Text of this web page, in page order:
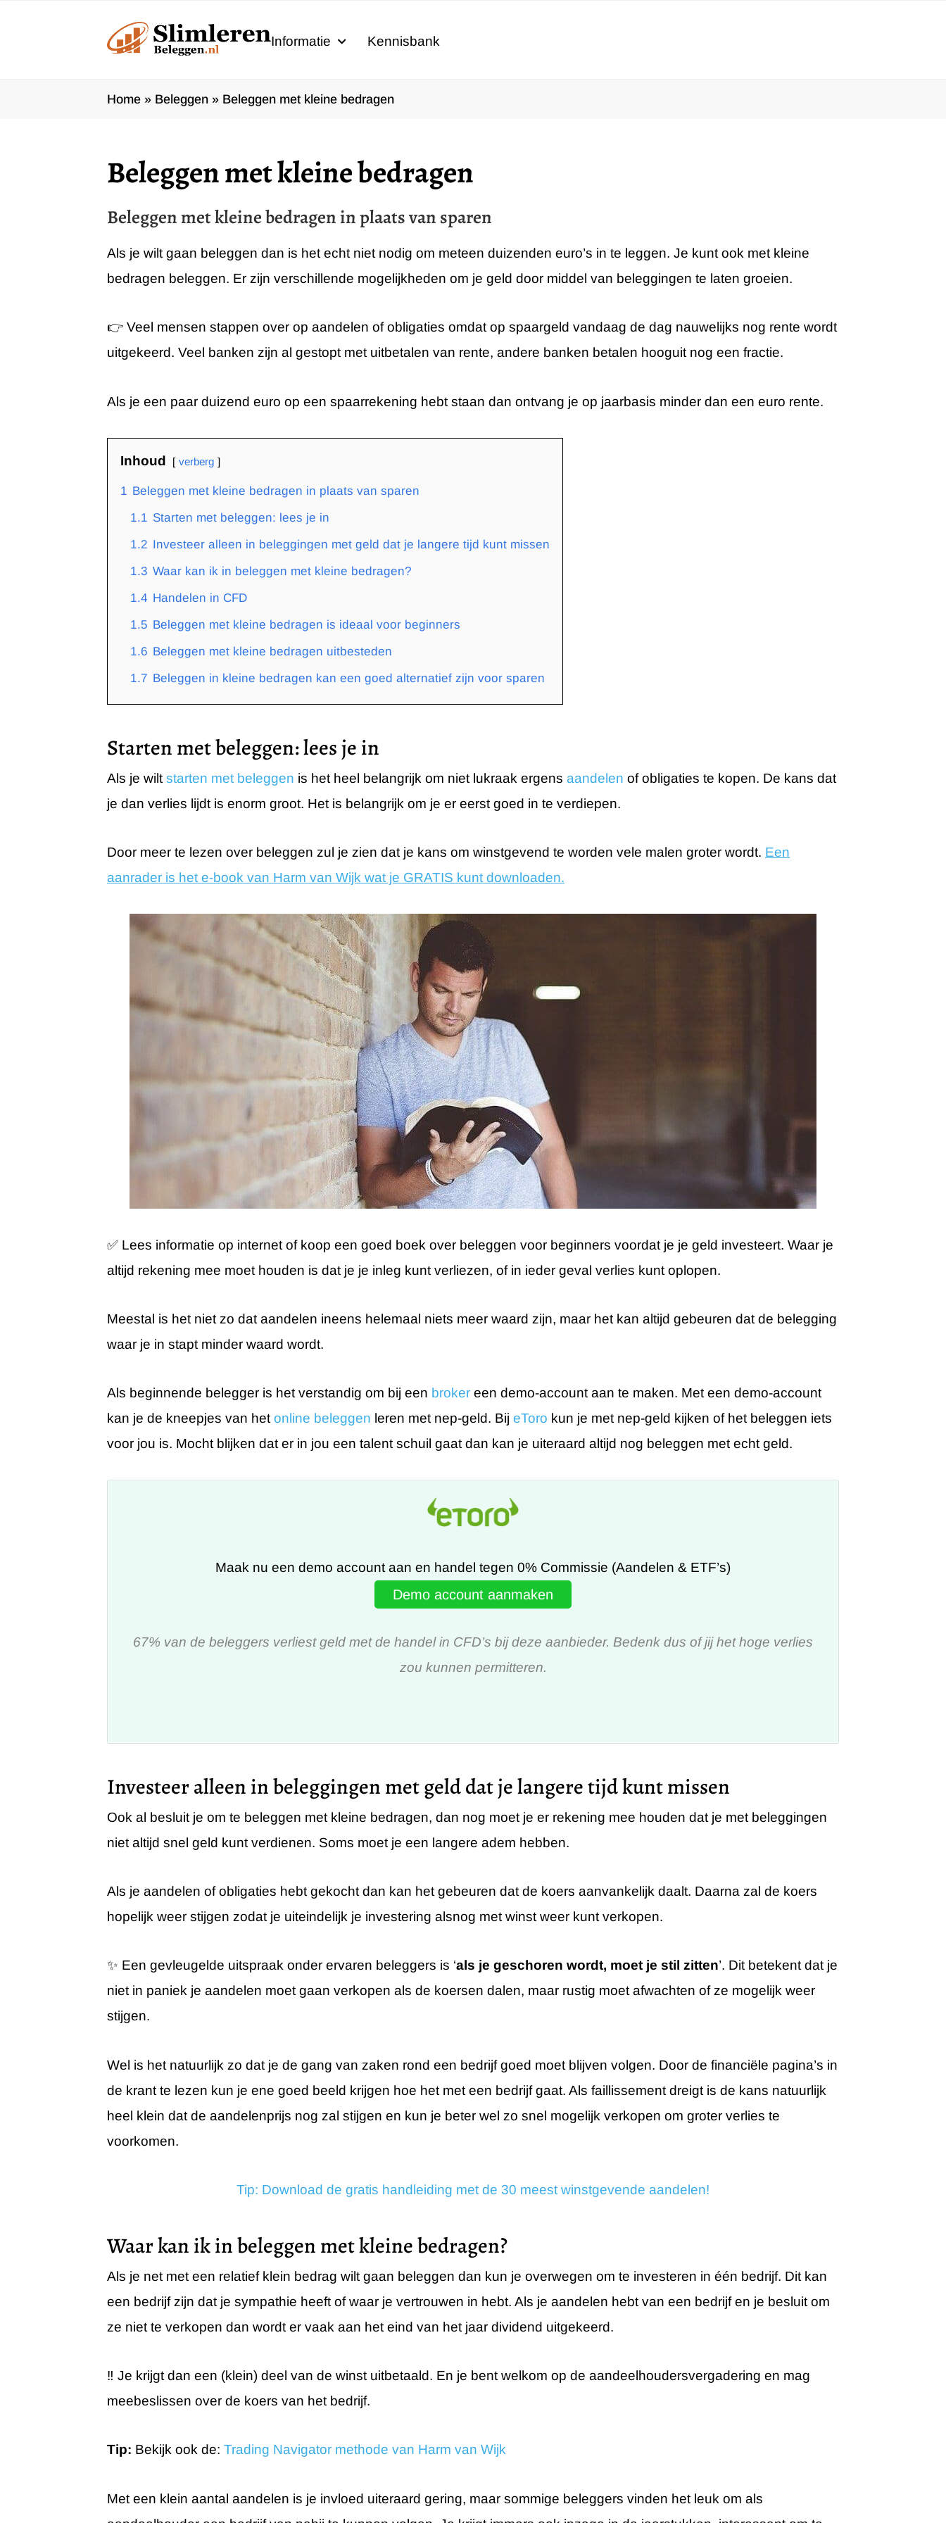
Informatie Kennisbank
Home » Beleggen » Beleggen met kleine bedragen
Beleggen met kleine bedragen
Beleggen met kleine bedragen in plaats van sparen
Als je wilt gaan beleggen dan is het echt niet nodig om meteen duizenden euro’s in te leggen. Je kunt ook met kleine
bedragen beleggen. Er zijn verschillende mogelijkheden om je geld door middel van beleggingen te laten groeien.
👉 Veel mensen stappen over op aandelen of obligaties omdat op spaargeld vandaag de dag nauwelijks nog rente wordt
uitgekeerd. Veel banken zijn al gestopt met uitbetalen van rente, andere banken betalen hooguit nog een fractie.
Als je een paar duizend euro op een spaarrekening hebt staan dan ontvang je op jaarbasis minder dan een euro rente.
Inhoud verberg
1 Beleggen met kleine bedragen in plaats van sparen
1.1 Starten met beleggen: lees je in
1.2 Investeer alleen in beleggingen met geld dat je langere tijd kunt missen
1.3 Waar kan ik in beleggen met kleine bedragen?
1.4 Handelen in CFD
1.5 Beleggen met kleine bedragen is ideaal voor beginners
1.6 Beleggen met kleine bedragen uitbesteden
1.7 Beleggen in kleine bedragen kan een goed alternatief zijn voor sparen
Starten met beleggen: lees je in
Als je wilt starten met beleggen is het heel belangrijk om niet lukraak ergens aandelen of obligaties te kopen. De kans dat
je dan verlies lijdt is enorm groot. Het is belangrijk om je er eerst goed in te verdiepen.
Door meer te lezen over beleggen zul je zien dat je kans om winstgevend te worden vele malen groter wordt. Een
aanrader is het e-book van Harm van Wijk wat je GRATIS kunt downloaden.
✅ Lees informatie op internet of koop een goed boek over beleggen voor beginners voordat je je geld investeert. Waar je
altijd rekening mee moet houden is dat je je inleg kunt verliezen, of in ieder geval verlies kunt oplopen.
Meestal is het niet zo dat aandelen ineens helemaal niets meer waard zijn, maar het kan altijd gebeuren dat de belegging
waar je in stapt minder waard wordt.
Als beginnende belegger is het verstandig om bij een broker een demo-account aan te maken. Met een demo-account
kan je de kneepjes van het online beleggen leren met nep-geld. Bij eToro kun je met nep-geld kijken of het beleggen iets
voor jou is. Mocht blijken dat er in jou een talent schuil gaat dan kan je uiteraard altijd nog beleggen met echt geld.
Maak nu een demo account aan en handel tegen 0% Commissie (Aandelen & ETF’s)
Demo account aanmaken
67% van de beleggers verliest geld met de handel in CFD’s bij deze aanbieder. Bedenk dus of jij het hoge verlies
zou kunnen permitteren.
Investeer alleen in beleggingen met geld dat je langere tijd kunt missen
Ook al besluit je om te beleggen met kleine bedragen, dan nog moet je er rekening mee houden dat je met beleggingen
niet altijd snel geld kunt verdienen. Soms moet je een langere adem hebben.
Als je aandelen of obligaties hebt gekocht dan kan het gebeuren dat de koers aanvankelijk daalt. Daarna zal de koers
hopelijk weer stijgen zodat je uiteindelijk je investering alsnog met winst weer kunt verkopen.
✨ Een gevleugelde uitspraak onder ervaren beleggers is ‘als je geschoren wordt, moet je stil zitten’. Dit betekent dat je
niet in paniek je aandelen moet gaan verkopen als de koersen dalen, maar rustig moet afwachten of ze mogelijk weer
stijgen.
Wel is het natuurlijk zo dat je de gang van zaken rond een bedrijf goed moet blijven volgen. Door de financiële pagina’s in
de krant te lezen kun je ene goed beeld krijgen hoe het met een bedrijf gaat. Als faillissement dreigt is de kans natuurlijk
heel klein dat de aandelenprijs nog zal stijgen en kun je beter wel zo snel mogelijk verkopen om groter verlies te
voorkomen.
Tip: Download de gratis handleiding met de 30 meest winstgevende aandelen!
Waar kan ik in beleggen met kleine bedragen?
Als je net met een relatief klein bedrag wilt gaan beleggen dan kun je overwegen om te investeren in één bedrijf. Dit kan
een bedrijf zijn dat je sympathie heeft of waar je vertrouwen in hebt. Als je aandelen hebt van een bedrijf en je besluit om
ze niet te verkopen dan wordt er vaak aan het eind van het jaar dividend uitgekeerd.
‼️ Je krijgt dan een (klein) deel van de winst uitbetaald. En je bent welkom op de aandeelhoudersvergadering en mag
meebeslissen over de koers van het bedrijf.
Tip: Bekijk ook de: Trading Navigator methode van Harm van Wijk
Met een klein aantal aandelen is je invloed uiteraard gering, maar sommige beleggers vinden het leuk om als